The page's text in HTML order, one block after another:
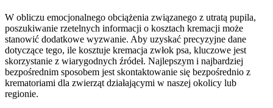
W obliczu emocjonalnego obciążenia związanego z utratą pupila,
poszukiwanie rzetelnych informacji o kosztach kremacji może
stanowić dodatkowe wyzwanie. Aby uzyskać precyzyjne dane
dotyczące tego, ile kosztuje kremacja zwłok psa, kluczowe jest
skorzystanie z wiarygodnych źródeł. Najlepszym i najbardziej
bezpośrednim sposobem jest skontaktowanie się bezpośrednio z
krematoriami dla zwierząt działającymi w naszej okolicy lub
regionie.